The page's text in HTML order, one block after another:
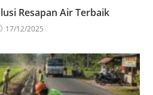
Resapan Air Terbaik
17/12/2025